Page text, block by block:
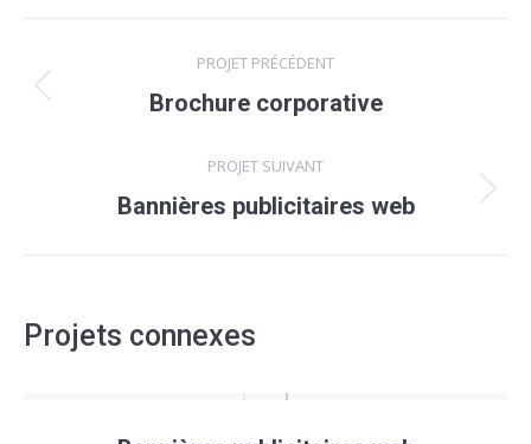
de
PROJET PRÉCÉDENT
Onglet
Brochure corporative
PROJET SUIVANT
Projets
Bannières publicitaires web
Projets connexes